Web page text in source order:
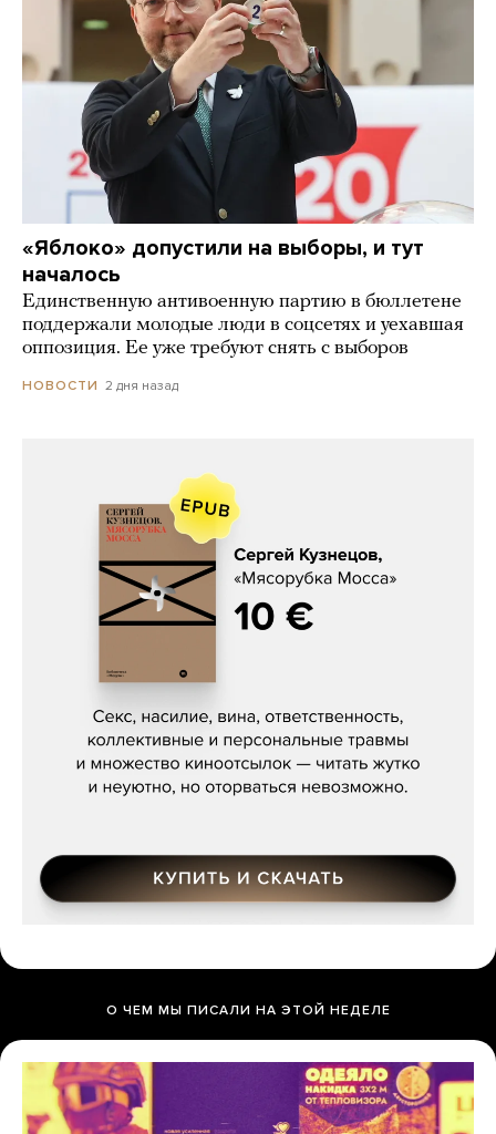
«Яблоко» допустили на выборы, и тут
началось
Единственную антивоенную партию в бюллетене
поддержали молодые люди в соцсетях и уехавшая
оппозиция. Ее уже требуют снять с выборов
НОВОСТИ 2 дня назад
Сергей Кузнецов, «Мясорубка
О ЧЕМ МЫ ПИСАЛИ НА ЭТОЙ НЕДЕЛЕ